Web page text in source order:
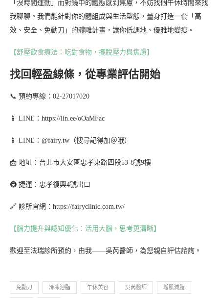
「沒時間運動」而對鏡中的體態感到焦慮，不妨找個午休時間來找
我聊聊。我們能針對你的體組成與生活型態，量身打造一套「高
效、安全、免動刀」的體雕計畫，讓你低調地、優雅地變瘦。
【舒壓飲食療法：吃對食物，擺脫壓力與焦慮】
找回輕盈線條，從專業評估開始
📞 預約專線：02-27017020
📱 LINE：https://lin.ee/oOaMFac
📱 LINE：@fairy.tw（搜尋記得加＠哦）
📩 地址：台北市大安區忠孝東路四段53-8號9樓
🚇 捷運：忠孝復興4號出口
🔗 診所官網：https://fairyclinic.com.tw/
【腦力提升與認知優化：活用大腦，思考更清晰】
歡迎至法瑞診所預約，由我——吳芮醫師，為您親自評估諮詢。
免動刀 冷凍溶脂 午休美容 吳芮醫師 增肌減脂